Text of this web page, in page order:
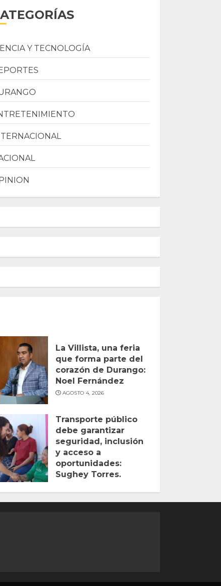
Y TECNOLOGÍA
La Villista, una feria
que forma parte del
corazón de Durango:
Noel Fernández
AGOSTO 4, 2026
Transporte público
debe garantizar
seguridad, inclusión
y acceso a
oportunidades:
Sughey Torres.